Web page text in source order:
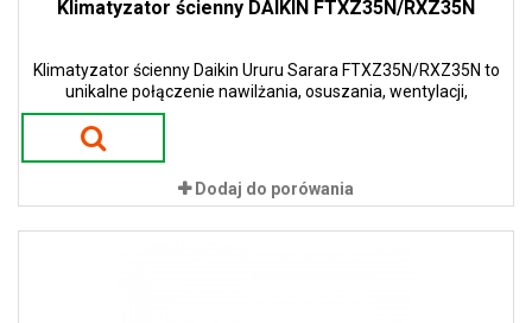
Klimatyzator ścienny DAIKIN FTXZ35N/RXZ35N
Klimatyzator ścienny Daikin Ururu Sarara FTXZ35N/RXZ35N to
unikalne połączenie nawilżania, osuszania, wentylacji,
oczyszczania powietrza i ogrzewania oraz chłodzenia.
Dodaj do porówania